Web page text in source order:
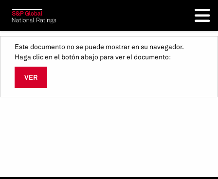
Este documento no se puede mostrar en su navegador.
Haga clic en el botón abajo para ver el documento:
VER